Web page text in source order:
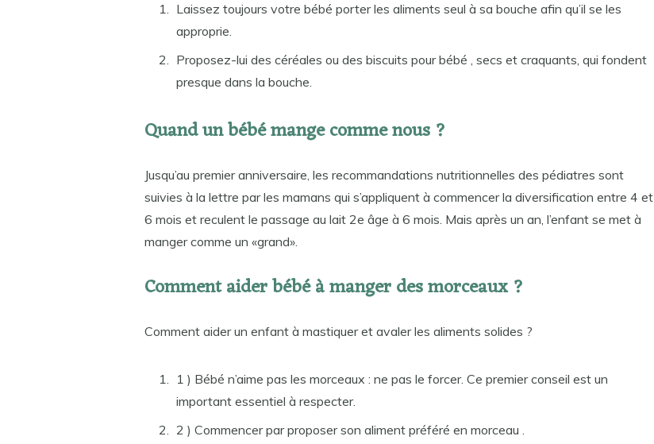
Laissez toujours votre bébé porter les aliments seul à sa bouche afin qu’il se les
approprie.
Proposez-lui des céréales ou des biscuits pour bébé , secs et craquants, qui fondent
presque dans la bouche.
Quand un bébé mange comme nous ?
Jusqu’au premier anniversaire, les recommandations nutritionnelles des pédiatres sont
suivies à la lettre par les mamans qui s’appliquent à commencer la diversification entre 4 et
6 mois et reculent le passage au lait 2e âge à 6 mois. Mais après un an, l’enfant se met à
manger comme un «grand».
Comment aider bébé à manger des morceaux ?
Comment aider un enfant à mastiquer et avaler les aliments solides ?
1 ) Bébé n’aime pas les morceaux : ne pas le forcer. Ce premier conseil est un
important essentiel à respecter.
2 ) Commencer par proposer son aliment préféré en morceau .